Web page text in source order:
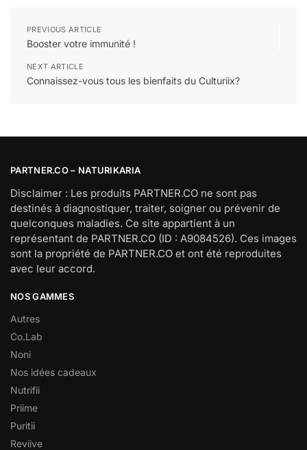
PREVIOUS ARTICLE
Booster votre immunité !
NEXT ARTICLE
Connaissez-vous tous les bienfaits du Culturiix?
PARTNER.CO – NATURIKARIA
Disclaimer : Les produits PARTNER.CO ne sont pas
destinés à diagnostiquer, traiter, soigner ou prévenir de
quelconques maladies. Ce site appartient à un
représentant de PARTNER.CO (ID : A9084526). Ces images
sont la propriété de PARTNER.CO et ont été reproduites
avec leur accord.
NOS GAMMES
Autres
Co.Lab
Noni
Nos idées cadeaux
Nutrifii
Priime
Puritii
Reviive